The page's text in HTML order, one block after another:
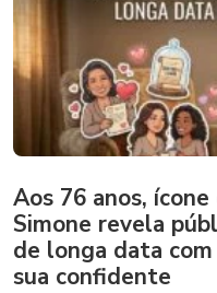
Aos 76 anos,
Simone revela
de longa data
sua confidente